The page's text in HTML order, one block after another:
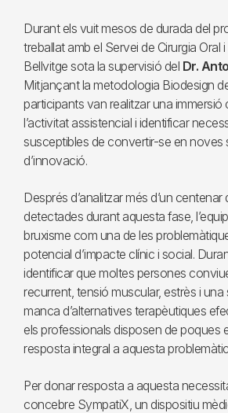
Durant els vuit mesos de durada del
treballat amb el Servei de Cirurgia Oral i
Bellvitge sota la supervisió del Dr.
Mitjançant la metodologia Biodesign
participants van realitzar una immersió
l’activitat assistencial i identificar
susceptibles de convertir-se en noves
d’innovació.
Després d’analitzar més d’un
detectades durant aquesta fase,
bruxisme com una de les
potencial d’impacte clínic i social.
identificar que moltes persones
recurrent, tensió muscular, estrès i
manca d’alternatives terapèutiques
els professionals disposen de poques
resposta integral a aquesta
Per donar resposta a aquesta
concebre SympatiX, un dispositiu